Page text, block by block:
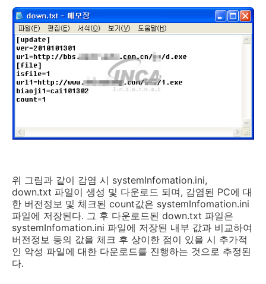
위 그림과 같이 감염 시 systemInfomation.ini,
down.txt 파일이 생성 및 다운로드 되며, 감염된 PC에 대
한 버전정보 및 체크된 count값은 systemInfomation.ini
파일에 저장된다. 그 후 다운로드된 down.txt 파일은
systemInfomation.ini 파일에 저장된 내부 값과 비교하여
버전정보 등의 값을 체크 후 상이한 점이 있을 시 추가적
인 악성 파일에 대한 다운로드를 진행하는 것으로 추정된
다.